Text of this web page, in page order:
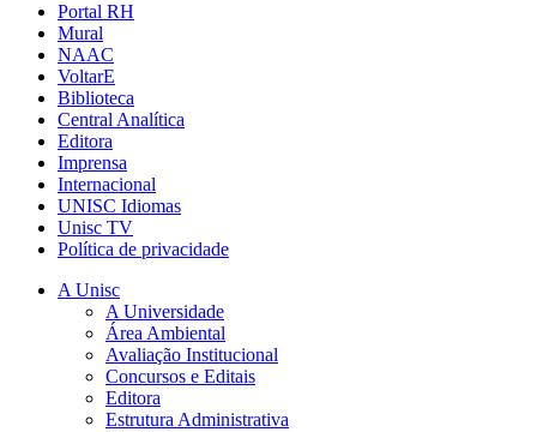
Portal RH
Mural
NAAC
VoltarE
Biblioteca
Central Analítica
Editora
Imprensa
Internacional
UNISC Idiomas
Unisc TV
Política de privacidade
A Unisc
A Universidade
Área Ambiental
Avaliação Institucional
Concursos e Editais
Editora
Estrutura Administrativa